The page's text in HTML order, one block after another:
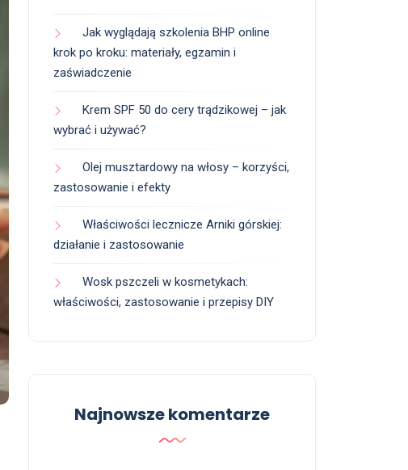
Jak wyglądają szkolenia BHP online
krok po kroku: materiały, egzamin i
zaświadczenie
Krem SPF 50 do cery trądzikowej – jak
wybrać i używać?
Olej musztardowy na włosy – korzyści,
zastosowanie i efekty
Właściwości lecznicze Arniki górskiej:
działanie i zastosowanie
Wosk pszczeli w kosmetykach:
właściwości, zastosowanie i przepisy DIY
Najnowsze komentarze